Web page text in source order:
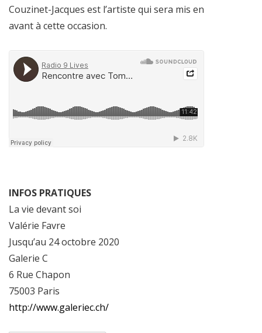
Couzinet-Jacques est l’artiste qui sera mis en
avant à cette occasion.
INFOS PRATIQUES
La vie devant soi
Valérie Favre
Jusqu’au 24 octobre 2020
Galerie C
6 Rue Chapon
75003 Paris
http://www.galeriec.ch/